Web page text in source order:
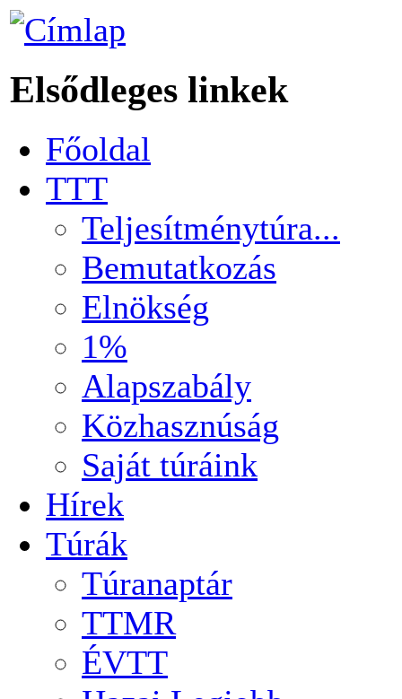
Elsődleges linkek
Főoldal
TTT
Teljesítménytúra...
Bemutatkozás
Elnökség
1%
Alapszabály
Közhasznúság
Saját túráink
Hírek
Túrák
Túranaptár
TTMR
ÉVTT